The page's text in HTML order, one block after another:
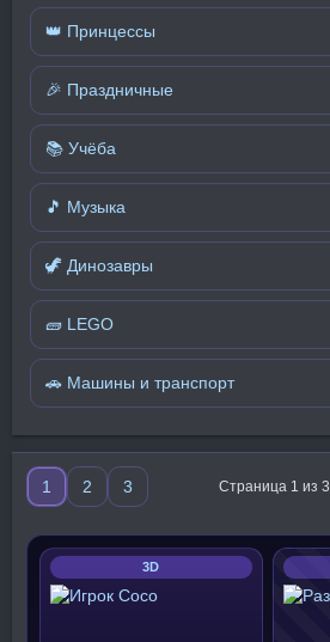
👑 Принцессы
🎉 Праздничные
📚 Учёба
🎵 Музыка
🦖 Динозавры
🧱 LEGO
🚗 Машины и транспорт
1 2 3 Страница 1 из 3
3D